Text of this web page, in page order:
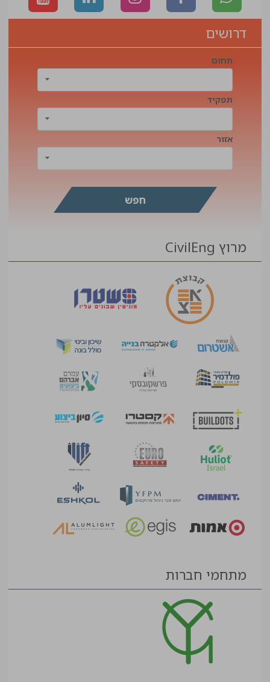
דרושים
תחום
תפקיד
אזור
מרוץ CivilEng
מתחמי חברות